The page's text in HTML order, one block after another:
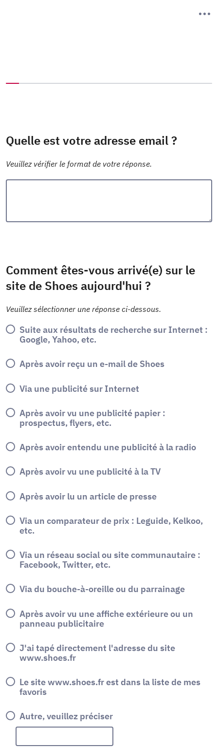
Quelle est votre adresse email ?
Veuillez vérifier le format de votre réponse.
Comment êtes-vous arrivé(e) sur le
site de Shoes aujourd'hui ?
Veuillez sélectionner une réponse ci-dessous.
Suite aux résultats de recherche sur Internet :
Google, Yahoo, etc.
Après avoir reçu un e-mail de Shoes
Via une publicité sur Internet
Après avoir vu une publicité papier :
prospectus, flyers, etc.
Après avoir entendu une publicité à la radio
Après avoir vu une publicité à la TV
Après avoir lu un article de presse
Via un comparateur de prix : Leguide, Kelkoo,
etc.
Via un réseau social ou site communautaire :
Facebook, Twitter, etc.
Via du bouche-à-oreille ou du parrainage
Après avoir vu une affiche extérieure ou un
panneau publicitaire
J'ai tapé directement l'adresse du site
www.shoes.fr
Le site www.shoes.fr est dans la liste de mes
favoris
Autre, veuillez préciser